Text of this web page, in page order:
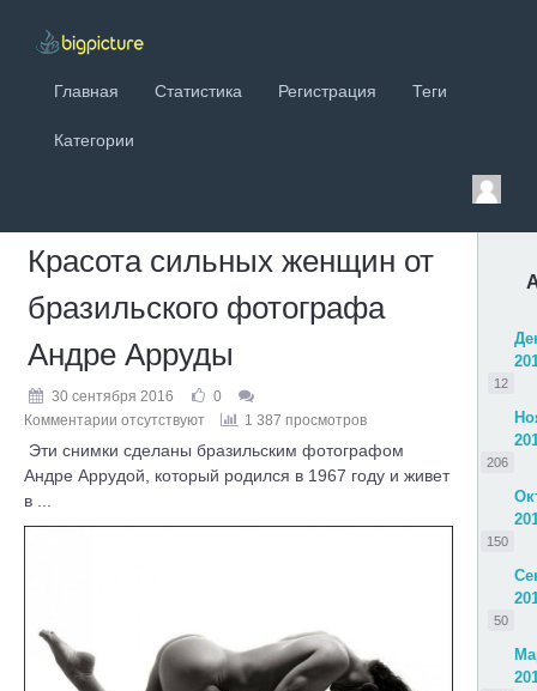
Главная Статистика Регистрация Теги
Категории
12
206
150
50
Красота сильных женщин от
бразильского фотографа
Андре Арруды
30 сентября 2016
0
Комментарии отсутствуют
1 387 просмотров
Эти снимки сделаны бразильским фотографом
Андре Аррудой, который родился в 1967 году и живет
в ...